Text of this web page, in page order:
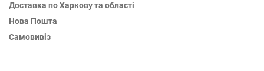
Доставка по Харкову та області
Нова Пошта
Самовивіз